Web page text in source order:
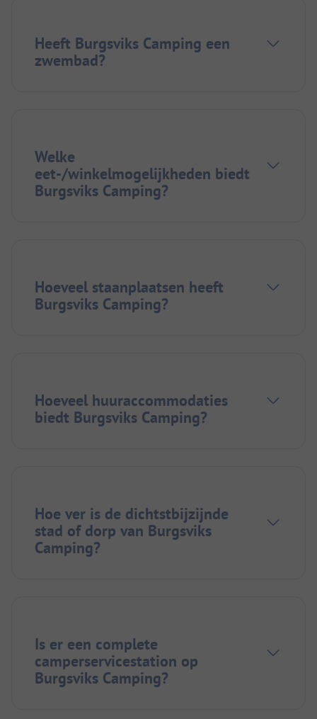
Heeft Burgsviks Camping een
zwembad?
Welke
eet-/winkelmogelijkheden biedt
Burgsviks Camping?
Hoeveel staanplaatsen heeft
Burgsviks Camping?
Hoeveel huuraccommodaties
biedt Burgsviks Camping?
Hoe ver is de dichtstbijzijnde
stad of dorp van Burgsviks
Camping?
Is er een complete
camperservicestation op
Burgsviks Camping?